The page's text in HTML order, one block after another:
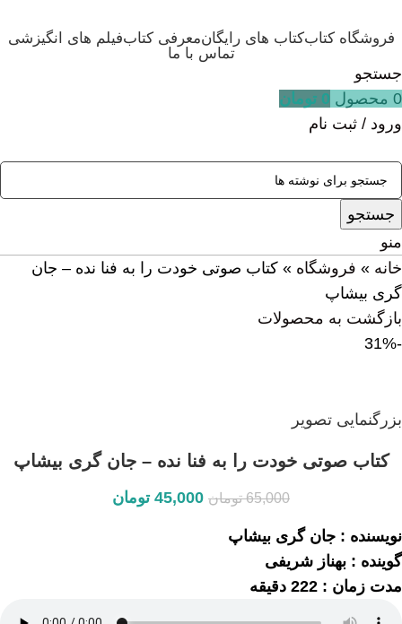
فروشگاه کتابکتاب های رایگانمعرفی کتابفیلم های انگیزشی
تماس با ما
جستجو
0 محصول 0 تومان
ورود / ثبت نام
جستجو
منو
خانه » فروشگاه » کتاب صوتی خودت را به فنا نده – جان
گری بیشاپ
بازگشت به محصولات
-31%
بزرگنمایی تصویر
کتاب صوتی خودت را به فنا نده – جان گری بیشاپ
65,000 تومان 45,000 تومان
نویسنده : جان گری بیشاپ
گوینده : بهناز شریفی
مدت زمان : 222 دقیقه